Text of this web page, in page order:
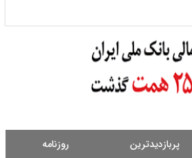
پربازدیدترین روزنامه